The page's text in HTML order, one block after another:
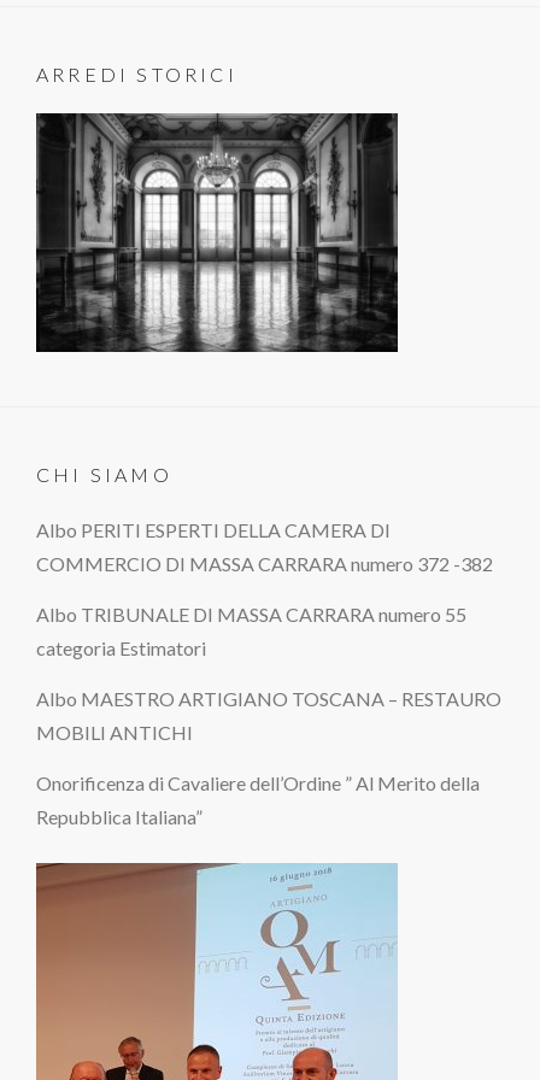
ARREDI STORICI
CHI SIAMO
Albo PERITI ESPERTI DELLA CAMERA DI
COMMERCIO DI MASSA CARRARA numero 372 -382
Albo TRIBUNALE DI MASSA CARRARA numero 55
categoria Estimatori
Albo MAESTRO ARTIGIANO TOSCANA – RESTAURO
MOBILI ANTICHI
Onorificenza di Cavaliere dell’Ordine ” Al Merito della
Repubblica Italiana”